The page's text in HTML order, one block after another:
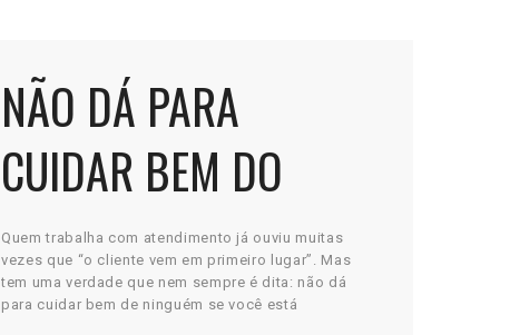
NÃO DÁ PARA
CUIDAR BEM DO
CLIENTE SEM CUIDAR
DE SI PRIMEIRO
Quem trabalha com atendimento já ouviu muitas
vezes que “o cliente vem em primeiro lugar”. Mas
tem uma verdade que nem sempre é dita: não dá
para cuidar bem de ninguém se você está